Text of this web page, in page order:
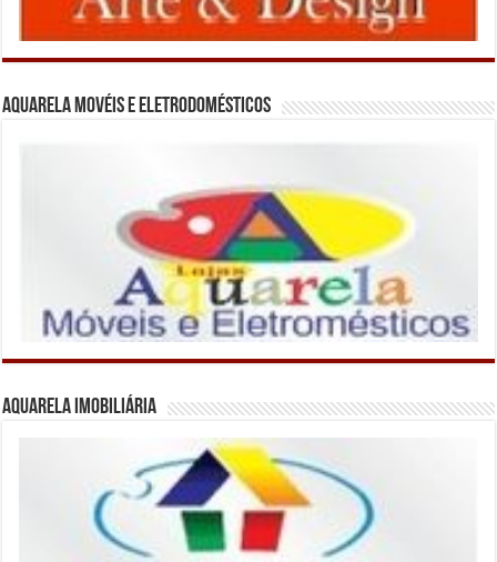
Aquarela Movéis e Eletrodomésticos
Aquarela Imobiliária